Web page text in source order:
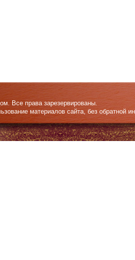
Все права зарезервированы.
материалов сайта, без обратной